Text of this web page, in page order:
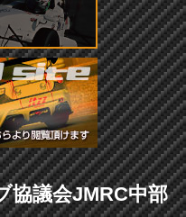
協議会JMRC中部